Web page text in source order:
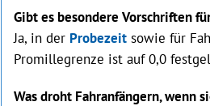
Gibt es besondere Vorschriften
Ja, in der Probezeitsowie für
Promillegrenze ist auf 0,0
Was droht Fahranfängern, wenn